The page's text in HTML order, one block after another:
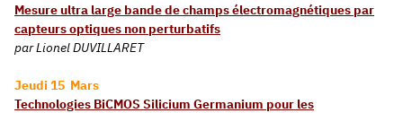
Mesure ultra large bande de champs électromagnétiques par
capteurs optiques non perturbatifs
parLionel DUVILLARET
Jeudi 15 Mars
Technologies BiCMOS Silicium Germanium pour les